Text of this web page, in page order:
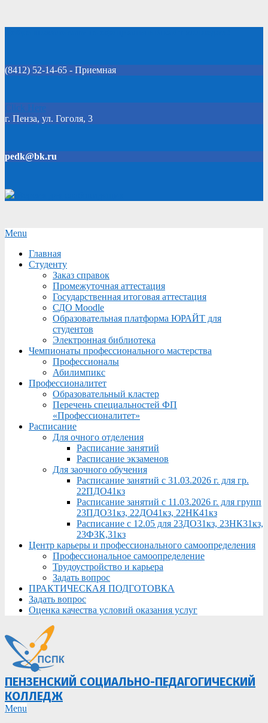
(8412) 52-14-65 - Приемная
Click Here
г. Пенза, ул. Гоголя, 3
pedk@bk.ru
Secondary
Menu
Menu
Главная
Студенту
Заказ справок
Промежуточная аттестация
Государственная итоговая аттестация
СДО Moodle
Образовательная платформа ЮРАЙТ для
студентов
Электронная библиотека
Чемпионаты профессионального мастерства
Профессионалы
Абилимпикс
Профессионалитет
Образовательный кластер
Перечень специальностей ФП
«Профессионалитет»
Расписание
Для очного отделения
Расписание занятий
Расписание экзаменов
Для заочного обучения
Расписание занятий с 31.03.2026 г. для гр.
22ПДО41кз
Расписание занятий с 11.03.2026 г. для групп
23ПДО31кз, 22ДО41кз, 22НК41кз
Расписание с 12.05 для 23ДО31кз, 23НК31кз,
23ФЗК,31кз
Центр карьеры и профессионального самоопределения
Профессиональное самоопределение
Трудоустройство и карьера
Задать вопрос
ПРАКТИЧЕСКАЯ ПОДГОТОВКА
Задать вопрос
Оценка качества условий оказания услуг
ПЕНЗЕНСКИЙ СОЦИАЛЬНО-ПЕДАГОГИЧЕСКИЙ
КОЛЛЕДЖ
Primary
Menu